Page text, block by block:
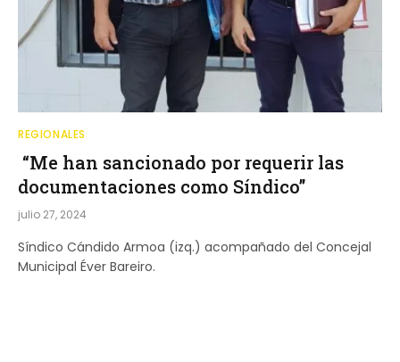
REGIONALES
“Me han sancionado por requerir las
documentaciones como Síndico”
julio 27, 2024
Síndico Cándido Armoa (izq.) acompañado del Concejal
Municipal Éver Bareiro.